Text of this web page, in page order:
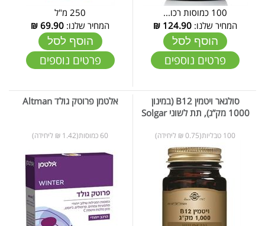
100 כמוסות רכו...
המחיר שלנו: 124.90
₪
הוסף לסל
פרטים נוספים
250 מ"ל
המחיר שלנו: 69.90
₪
הוסף לסל
פרטים נוספים
סולגאר ויטמין B12 (במינון
1000 מק”ג), תת לשוני Solgar
100 טבליות(0.75 ₪ ליחידה)
אלטמן פרוטק גולד Altman
60 כמוסות(1.42 ₪ ליחידה)